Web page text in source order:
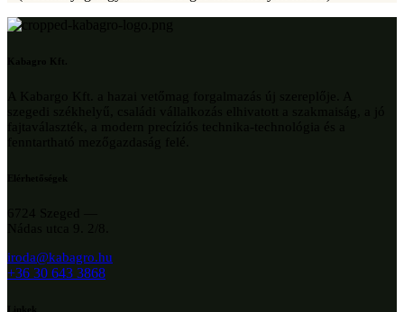
iroda@kabagro.hu
+36 30 643 3868